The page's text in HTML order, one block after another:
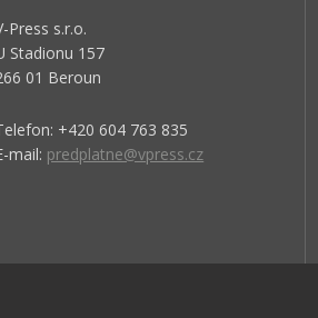
Press s.r.o.
Stadionu 157
01 Beroun
+420 604 763 835
mail: predplatne@vpress.cz